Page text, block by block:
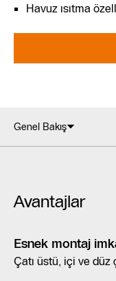
Havuz ısıtma
Genel Bakış
Avantajlar
Esnek montaj
Çatı üstü, içi ve düz